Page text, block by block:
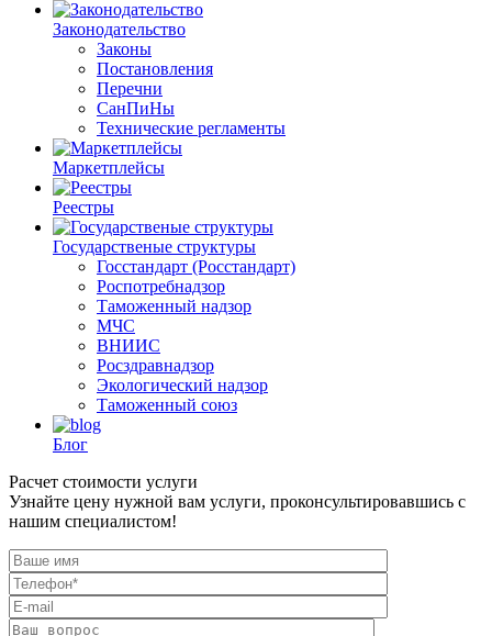
Законодательство
Законы
Постановления
Перечни
СанПиНы
Технические регламенты
Маркетплейсы
Реестры
Государственые структуры
Госстандарт (Росстандарт)
Роспотребнадзор
Таможенный надзор
МЧС
ВНИИС
Росздравнадзор
Экологический надзор
Таможенный союз
Блог
Расчет стоимости услуги
Узнайте цену нужной вам услуги, проконсультировавшись с
нашим специалистом!